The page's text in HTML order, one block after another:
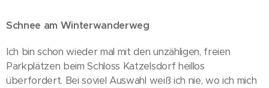
Schnee am Winterwanderweg
Ich bin schon wieder mal mit den unzähligen, freien
Parkplätzen beim Schloss Katzelsdorf heillos
überfordert. Bei soviel Auswahl weiß ich nie, wo ich mich